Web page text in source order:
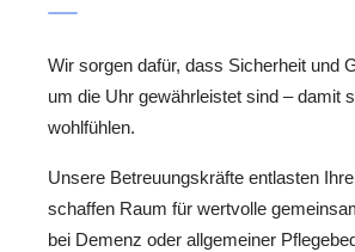
Wir sorgen dafür, dass Sicherheit und
um die Uhr gewährleistet sind – damit
wohlfühlen.
Unsere Betreuungskräfte entlasten
schaffen Raum für wertvolle
bei Demenz oder allgemeiner